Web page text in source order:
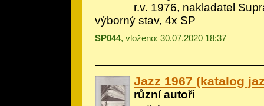
r.v. 1976, nakladatel
výborný stav, 4x SP
SP044, vloženo: 30.07.2020 18:37
Jazz 1967 (katalog
různí autoři